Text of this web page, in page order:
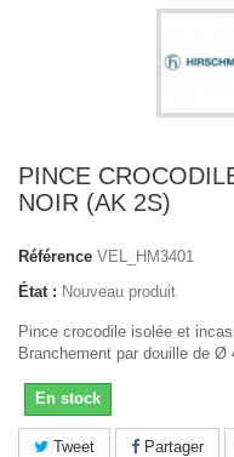
PINCE
NOIR (AK 2S)
Référence VEL_HM3401
État : Nouveau produit
Pince crocodile isolée et
Branchement par douille de Ø
En stock
Tweet Partager